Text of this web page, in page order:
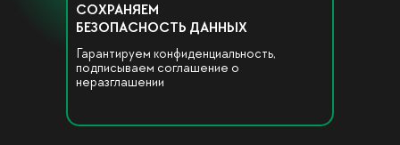
СОХРАНЯЕМ
БЕЗОПАСНОСТЬ ДАННЫХ
Гарантируем конфиденциальность,
подписываем соглашение о
неразглашении